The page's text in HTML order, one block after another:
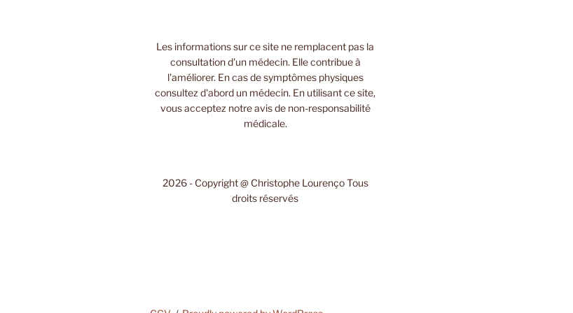
Les informations sur ce site ne remplacent pas la
consultation d'un médecin. Elle contribue à
l'améliorer. En cas de symptômes physiques
consultez d'abord un médecin. En utilisant ce site,
vous acceptez notre avis de non-responsabilité
médicale.
2026 - Copyright @ Christophe Lourenço Tous
droits réservés